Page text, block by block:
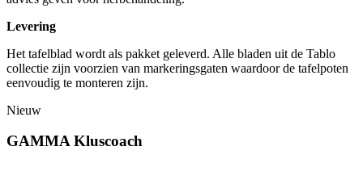
Levering
Het tafelblad wordt als pakket geleverd. Alle bladen uit de Tablo
collectie zijn voorzien van markeringsgaten waardoor de tafelpoten
eenvoudig te monteren zijn.
Nieuw
GAMMA Kluscoach